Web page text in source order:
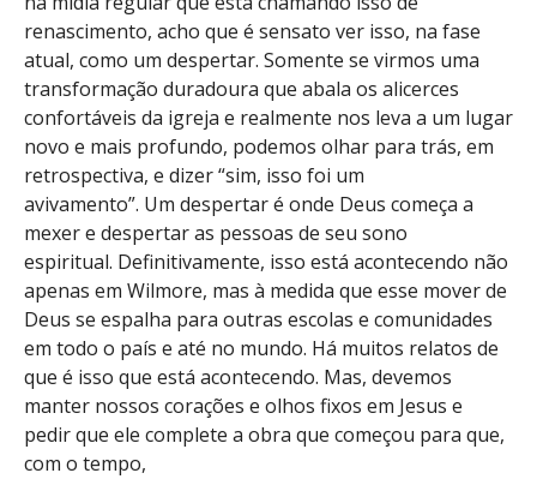
renascimento, acho que é sensato ver isso, na fase
atual, como um despertar. Somente se virmos uma
transformação duradoura que abala os alicerces
confortáveis ​​da igreja e realmente nos leva a um lugar
novo e mais profundo, podemos olhar para trás, em
retrospectiva, e dizer “sim, isso foi um
avivamento”. Um despertar é onde Deus começa a
mexer e despertar as pessoas de seu sono
espiritual. Definitivamente, isso está acontecendo não
apenas em Wilmore, mas à medida que esse mover de
Deus se espalha para outras escolas e comunidades
em todo o país e até no mundo. Há muitos relatos de
que é isso que está acontecendo. Mas, devemos
manter nossos corações e olhos fixos em Jesus e
pedir que ele complete a obra que começou para que,
com o tempo,